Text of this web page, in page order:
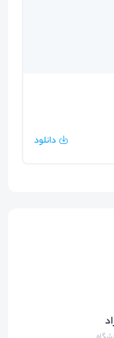
دانلود